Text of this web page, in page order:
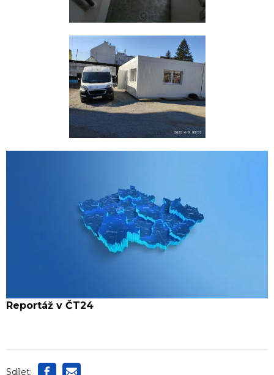
Reportáž v ČT24
Sdílet: